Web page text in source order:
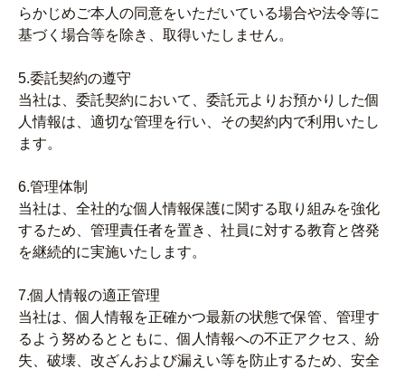
らかじめご本人の同意をいただいている場合や法令等に
基づく場合等を除き、取得いたしません。
5.委託契約の遵守
当社は、委託契約において、委託元よりお預かりした個
人情報は、適切な管理を行い、その契約内で利用いたし
ます。
6.管理体制
当社は、全社的な個人情報保護に関する取り組みを強化
するため、管理責任者を置き、社員に対する教育と啓発
を継続的に実施いたします。
7.個人情報の適正管理
当社は、個人情報を正確かつ最新の状態で保管、管理す
るよう努めるとともに、個人情報への不正アクセス、紛
失、破壊、改ざんおよび漏えい等を防止するため、安全